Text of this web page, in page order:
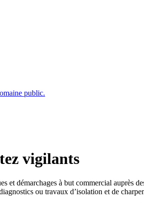
public.
vigilants
et démarchages à but commercial auprès
ou travaux d’isolation et de